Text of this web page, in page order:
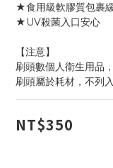
★食用級軟膠質包裹
★UV殺菌入口安心
【注意】
刷頭數個人衛生用品
刷頭屬於耗材，不列
NT$350